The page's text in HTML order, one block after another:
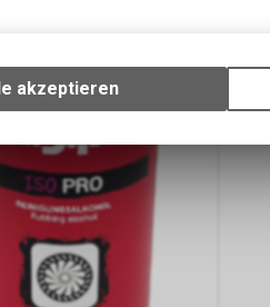
Gerät, um die grundlegenden
des Warenkorbs, zu
akzeptieren